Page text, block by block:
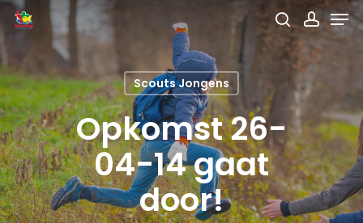
Skip
main
content
search
Scouts Jongens
Opkomst 26-
04-14 gaat
door!